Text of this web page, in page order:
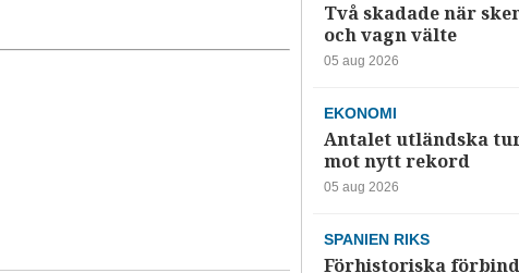
Två skadade när
och vagn välte
05 aug 2026
EKONOMI
Antalet utländska
mot nytt rekord
05 aug 2026
SPANIEN RIKS
Förhistoriska